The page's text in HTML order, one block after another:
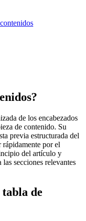
de los encabezados
de contenido. Su
previa estructurada del
por el
del artículo y
secciones relevantes
de